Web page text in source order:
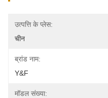
उत्पत्ति के प्लेस:
चीन
ब्रांड नाम:
Y&F
मॉडल संख्या: